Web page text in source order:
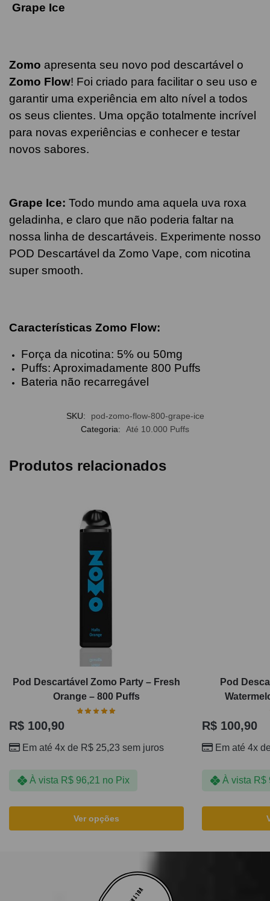
Grape Ice
Zomo apresenta seu novo pod descartável o
Zomo Flow! Foi criado para facilitar o seu uso e
garantir uma experiência em alto nível a todos
os seus clientes. Uma opção totalmente incrível
para novas experiências e conhecer e testar
novos sabores.
Grape Ice: Todo mundo ama aquela uva roxa
geladinha, e claro que não poderia faltar na
nossa linha de descartáveis. Experimente nosso
POD Descartável da Zomo Vape, com nicotina
super smooth.
Características Zomo Flow:
Força da nicotina: 5% ou 50mg
Puffs: Aproximadamente 800 Puffs
Bateria não recarregável
SKU:
pod-zomo-flow-800-grape-ice
Categoria:
Até 10.000 Puffs
Produtos relacionados
Pod Descartável Zomo Party – Fresh
Orange – 800 Puffs
R$ 100,90
Em até 4x de R$ 25,23 sem juros
À vista R$96,21 no Pix
Ver opções
Pod
R$ 100,90
Em até 4x
À vista R$